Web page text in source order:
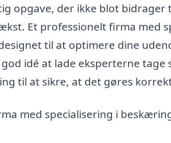
opgave, der ikke blot bidrager
Et professionelt firma med
til at optimere dine
idé at lade eksperterne tage
til at sikre, at det gøres
med specialisering i